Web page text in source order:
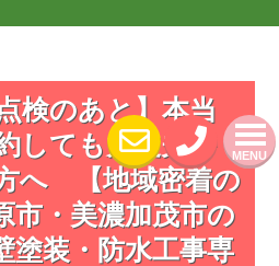
MENU
検のあと】本当
しても大丈夫か
へ 【地域密着の
市・美濃加茂市の
塗装・防水工事専